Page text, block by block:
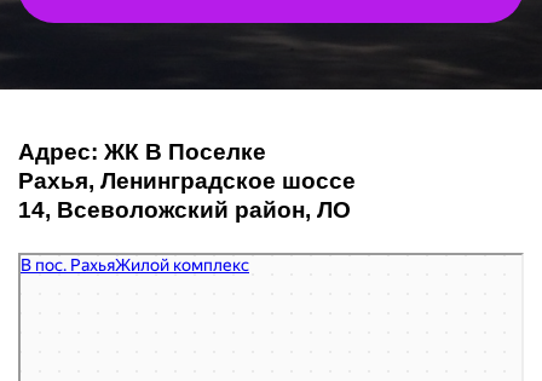
Адрес: ЖК В Поселке
Рахья, Ленинградское шоссе
14, Всеволожский район, ЛО